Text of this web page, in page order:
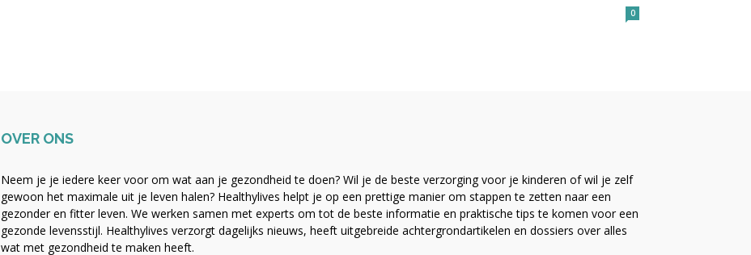
0
OVER ONS
Neem je je iedere keer voor om wat aan je gezondheid te doen? Wil je de beste verzorging voor je kinderen of wil je zelf
gewoon het maximale uit je leven halen? Healthylives helpt je op een prettige manier om stappen te zetten naar een
gezonder en fitter leven. We werken samen met experts om tot de beste informatie en praktische tips te komen voor een
gezonde levensstijl. Healthylives verzorgt dagelijks nieuws, heeft uitgebreide achtergrondartikelen en dossiers over alles
wat met gezondheid te maken heeft.